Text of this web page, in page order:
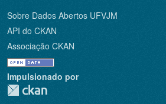
Sobre Dados Abertos UFVJM
API do CKAN
Associação CKAN
Impulsionado por